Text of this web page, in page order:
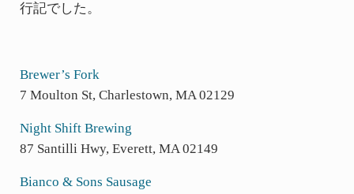
行記でした。
Brewer’s Fork
7 Moulton St, Charlestown, MA 02129
Night Shift Brewing
87 Santilli Hwy, Everett, MA 02149
Bianco & Sons Sausage